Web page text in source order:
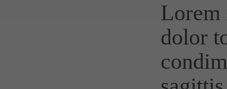
Lorem
dolor